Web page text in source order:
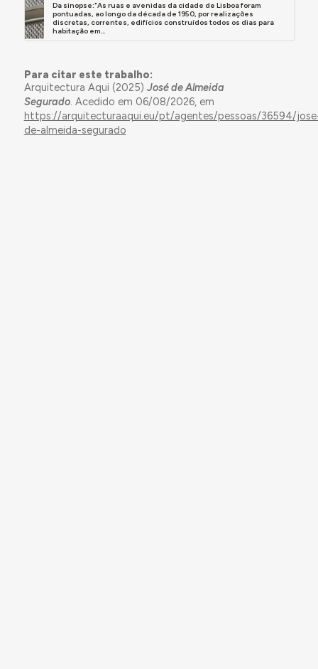
Da sinopse:"As ruas e avenidas da cidade de Lisboa foram
pontuadas, ao longo da década de 1950, por realizações
discretas, correntes, edifícios construídos todos os dias para
habitação em...
Para citar este trabalho:
Arquitectura Aqui (2025) José de Almeida
Segurado. Acedido em 06/08/2026, em
https://arquitecturaaqui.eu/pt/agentes/pessoas/36594/
de-almeida-segurado